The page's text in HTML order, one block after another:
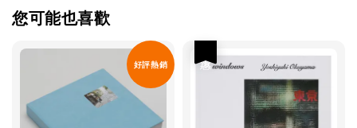
您可能也喜歡
好評熱銷